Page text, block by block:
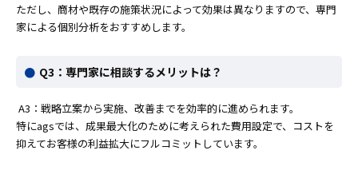
ただし、商材や既存の施策状況によって効果は異なりますので、専門
家による個別分析をおすすめします。
Q3：専門家に相談するメリットは？
A3：戦略立案から実施、改善までを効率的に進められます。
特にagsでは、成果最大化のために考えられた費用設定で、コストを
抑えてお客様の利益拡大にフルコミットしています。